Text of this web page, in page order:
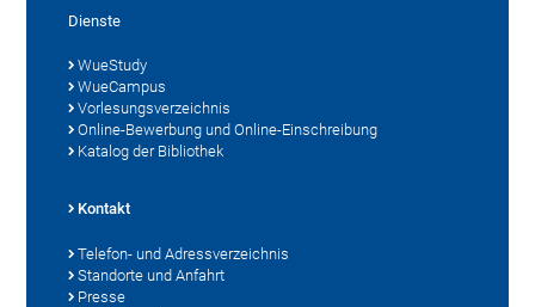
Dienste
WueStudy
WueCampus
Vorlesungsverzeichnis
Online-Bewerbung und Online-Einschreibung
Katalog der Bibliothek
Kontakt
Telefon- und Adressverzeichnis
Standorte und Anfahrt
Presse